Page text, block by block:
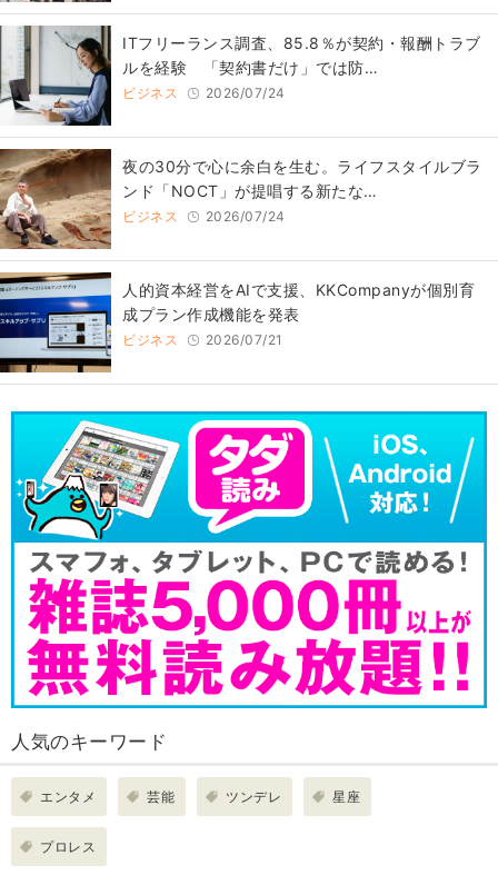
ITフリーランス調査、85.8％が契約・報酬トラブ
ルを経験 「契約書だけ」では防…
ビジネス 2026/07/24
​夜の30分で心に余白を生む。ライフスタイルブラ
ンド「NOCT」が提唱する新たな…
ビジネス 2026/07/24
人的資本経営をAIで支援、KKCompanyが個別育
成プラン作成機能を発表
ビジネス 2026/07/21
人気のキーワード
エンタメ 芸能 ツンデレ 星座
プロレス